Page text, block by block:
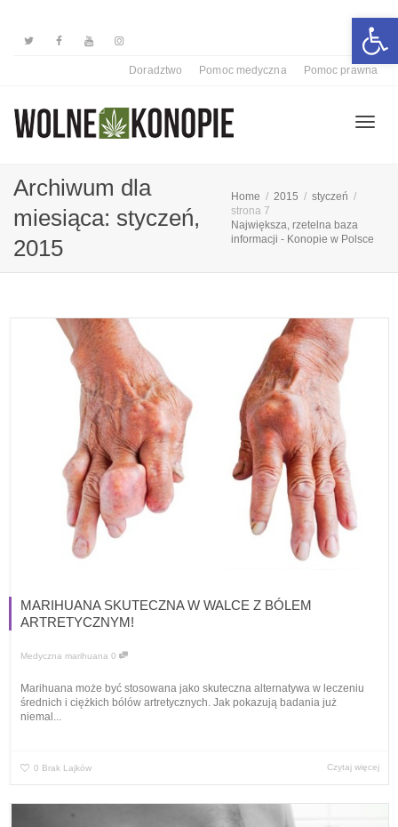
Doradztwo Pomoc medyczna Pomoc prawna
Archiwum dla
miesiąca: styczeń,
2015
Home 2015
styczeń
strona 7
Największa, rzetelna baza
informacji - Konopie w Polsce
MARIHUANA SKUTECZNA W WALCE Z BÓLEM
ARTRETYCZNYM!
Medyczna marihuana 0
Marihuana może być stosowana jako skuteczna alternatywa w leczeniu
średnich i ciężkich bólów artretycznych. Jak pokazują badania już
niemal...
0 Brak Lajków Czytaj więcej